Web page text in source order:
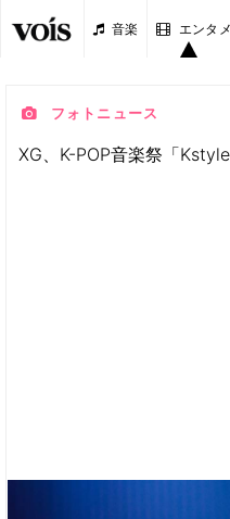
音楽 エンタメ
フォトニュース
XG、K-POP音楽祭「